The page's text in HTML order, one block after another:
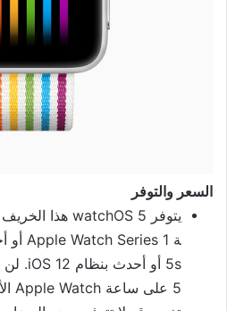
السعر والتوفر
يتوفر watchOS 5 هذا الخريف كتحديث مجاني لساع
5 على ساعة Apple Watch الأصلية. تخضع الميزات لل